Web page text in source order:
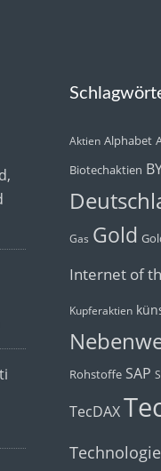
Aktien Alphabet
Biotechaktien
Gas Gold
Internet of
Kupferaktien
Rohstoffe SAP
TecDAX